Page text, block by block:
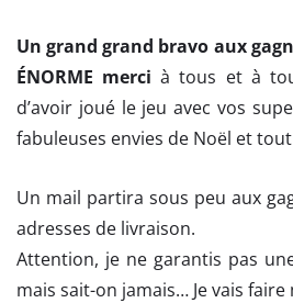
Un grand grand bravo aux
ÉNORME merci à tous et à
d’avoir joué le jeu avec vos
fabuleuses envies de Noël et
Un mail partira sous peu aux
adresses de livraison.
Attention, je ne garantis pas
mais sait-on jamais… Je vais